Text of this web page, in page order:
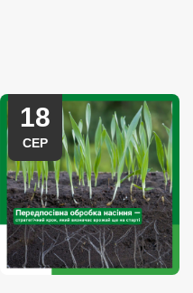
18
СЕР